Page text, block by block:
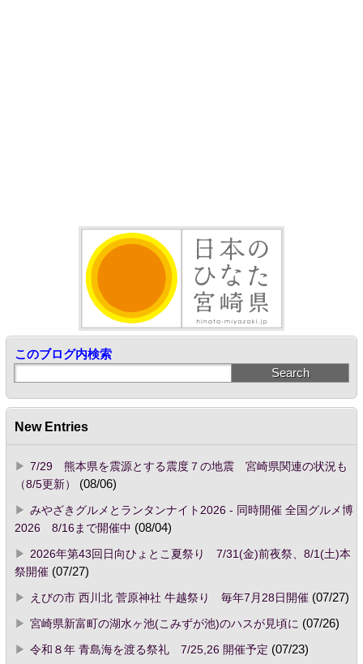
このブログ内検索
New Entries
7/29 熊本県を震源とする震度７の地震 宮崎県関連の状況も
（8/5更新）
(08/06)
みやざきグルメとランタンナイト2026 - 同時開催 全国グルメ博
2026 8/16まで開催中 (08/04)
2026年第43回日向ひょとこ夏祭り 7/31(金)前夜祭、8/1(土)本
祭開催(07/27)
えびの市 西川北 菅原神社 牛越祭り 毎年7月28日開催(07/27)
宮崎県新富町の湖水ヶ池(こみずが池)のハスが見頃に (07/26)
令和８年 青島海を渡る祭礼 7/25,26 開催予定 (07/23)